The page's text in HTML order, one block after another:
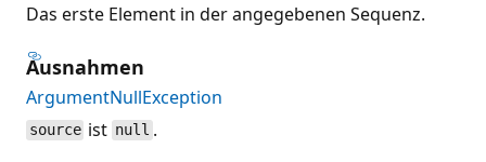
Das erste Element in der angegebenen Sequenz.
Ausnahmen
ArgumentNullException
source ist null .